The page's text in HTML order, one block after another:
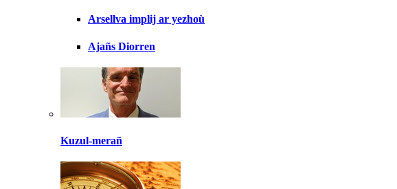
Arsellva implij ar yezhoù
Ajañs Diorren
Kuzul-merañ